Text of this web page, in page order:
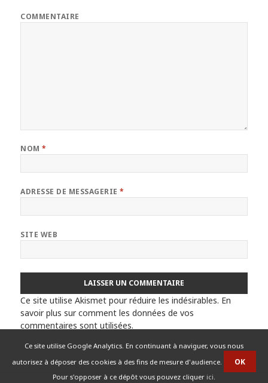
Ce site utilise Google Analytics. En continuant à naviguer, vous nous
autorisez à déposer des cookies à des fins de mesure d'audience.
Pour s'opposer à ce dépôt vous pouvez cliquer ici.
COMMENTAIRE
NOM*
ADRESSE DE MESSAGERIE*
SITE WEB
Ce site utilise Akismet pour réduire les indésirables. En
savoir plus sur comment les données de vos
commentaires sont utilisées.